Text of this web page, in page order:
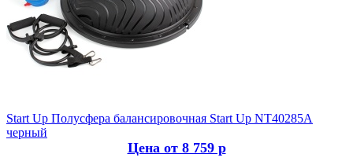
Start Up Полусфера балансировочная Start Up NT40285A
черный
Цена от 8 759 р